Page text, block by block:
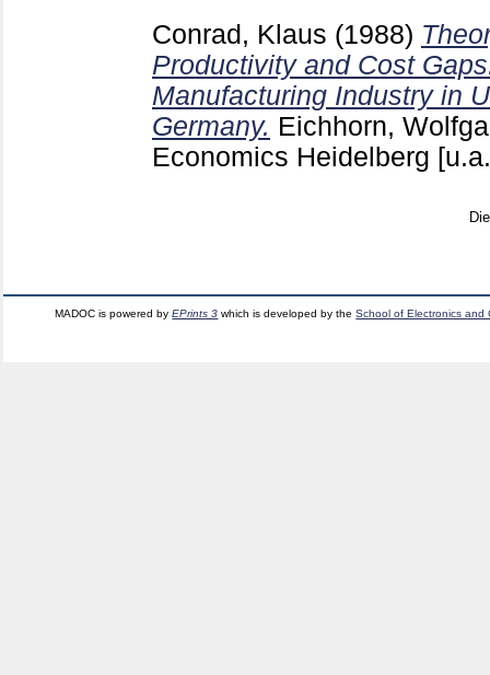
Conrad, Klaus (1988)
Productivity and Cost
Manufacturing Industry in
Germany. Eichhorn,
Economics Heidelberg
MADOC is powered byEPrints 3 which is developed by theSchool of Electronics and